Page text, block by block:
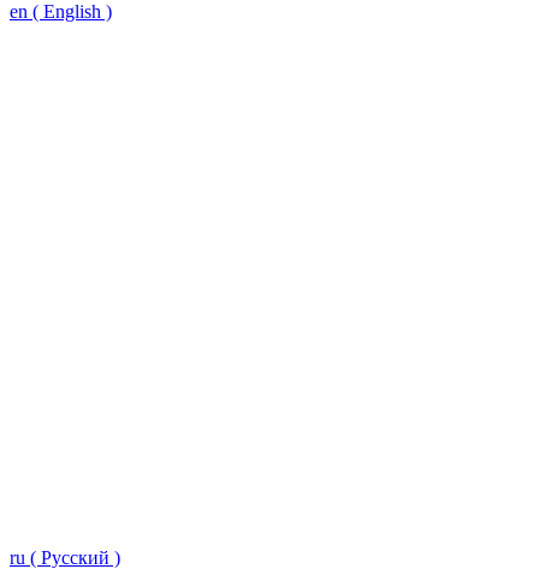
en ( English )
ru ( Русский )